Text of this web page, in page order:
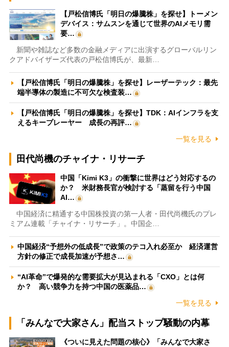
【戸松信博氏「明日の爆騰株」を探せ】トーメン
デバイス：サムスンを通じて世界のAIメモリ需
要…
新聞や雑誌など多数の金融メディアに出演するグローバルリン
クアドバイザーズ代表の戸松信博氏が、最新…
【戸松信博氏「明日の爆騰株」を探せ】レーザーテック：最先
端半導体の製造に不可欠な検査装…
【戸松信博氏「明日の爆騰株」を探せ】TDK：AIインフラを支
えるキープレーヤー 成長の再評…
一覧を見る
田代尚機のチャイナ・リサーチ
中国「Kimi K3」の衝撃に世界はどう対応するの
か？ 米財務長官が検討する「蒸留を行う中国
AI…
中国経済に精通する中国株投資の第一人者・田代尚機氏のプレ
ミアム連載「チャイナ・リサーチ」。中国企…
中国経済“予想外の低成長”で政策のテコ入れ必至か 経済運営
方針の修正で成長加速が予想さ…
“AI革命”で爆発的な需要拡大が見込まれる「CXO」とは何
か？ 高い競争力を持つ中国の医薬品…
一覧を見る
「みんなで大家さん」配当ストップ騒動の内幕
《ついに見えた問題の核心》「みんなで大家さ